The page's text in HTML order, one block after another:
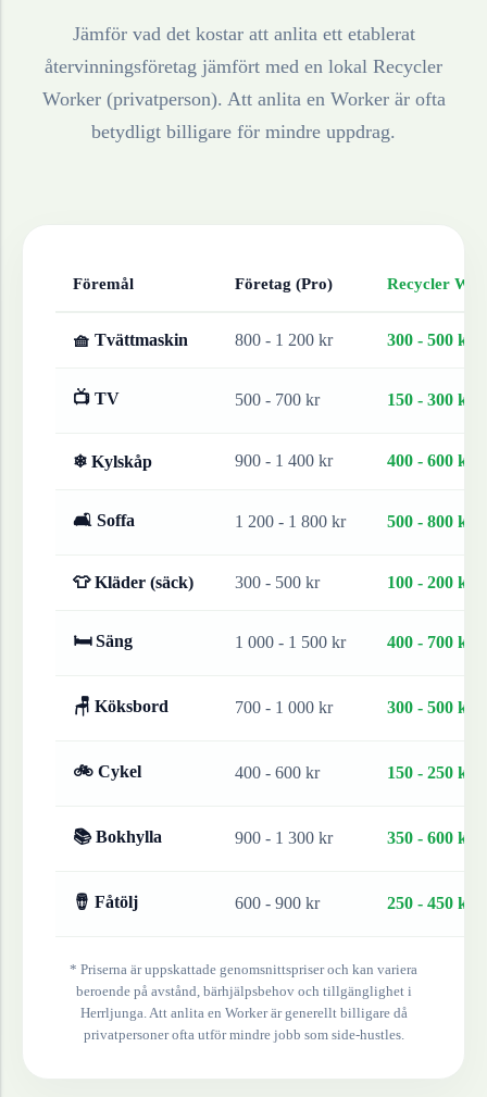
Jämför vad det kostar att anlita ett etablerat
återvinningsföretag jämfört med en lokal Recycler
Worker (privatperson). Att anlita en Worker är ofta
betydligt billigare för mindre uppdrag.
Föremål Företag (Pro) Recycler
🧺 Tvättmaskin 800 - 1 200 kr 300 - 500 kr
📺 TV 500 - 700 kr 150 - 300 kr
❄ Kylskåp 900 - 1 400 kr 400 - 600 kr
🛋 Soffa 1 200 - 1 800 kr 500 - 800 kr
👕 Kläder (säck) 300 - 500 kr 100 - 200 kr
🛏 Säng 1 000 - 1 500 kr 400 - 700 kr
🪑 Köksbord 700 - 1 000 kr 300 - 500 kr
🚲 Cykel 400 - 600 kr 150 - 250 kr
📚 Bokhylla 900 - 1 300 kr 350 - 600 kr
🪘 Fåtölj 600 - 900 kr 250 - 450 kr
* Priserna är uppskattade genomsnittspriser och kan variera
beroende på avstånd, bärhjälpsbehov och tillgänglighet i
Herrljunga. Att anlita en Worker är generellt billigare då
privatpersoner ofta utför mindre jobb som side-hustles.